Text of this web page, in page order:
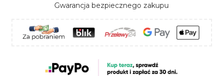
Gwarancja bezpiecznego zakupu